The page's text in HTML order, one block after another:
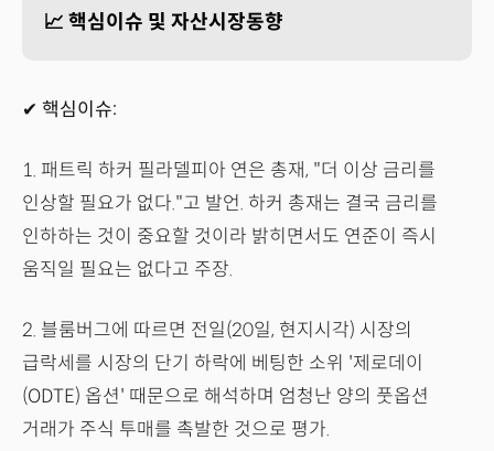
📈 핵심이슈 및 자산시장동향
✔ 핵심이슈:
1. 패트릭 하커 필라델피아 연은 총재, "더 이상 금리를
인상할 필요가 없다."고 발언. 하커 총재는 결국 금리를
인하하는 것이 중요할 것이라 밝히면서도 연준이 즉시
움직일 필요는 없다고 주장.
2. 블룸버그에 따르면 전일(20일, 현지시각) 시장의
급락세를 시장의 단기 하락에 베팅한 소위 '제로데이
(ODTE) 옵션' 때문으로 해석하며 엄청난 양의 풋옵션
거래가 주식 투매를 촉발한 것으로 평가.